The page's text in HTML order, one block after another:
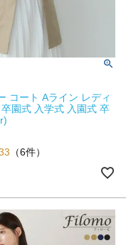
コート Aライン レディ
園式 入学式 入園式 卒
（6件）